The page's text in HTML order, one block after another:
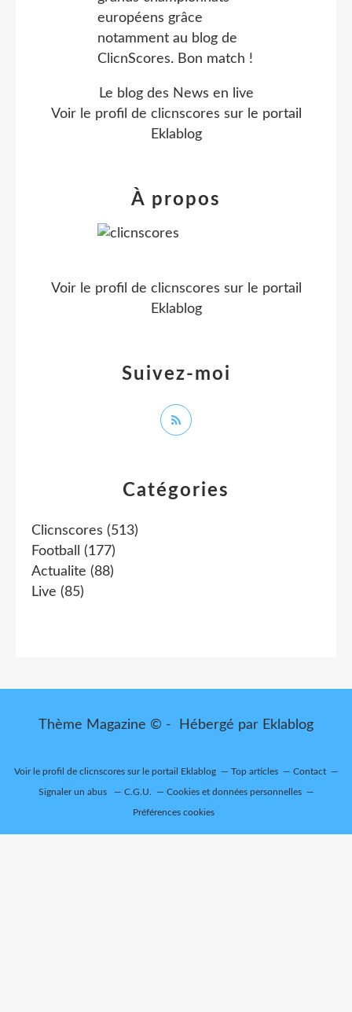
Catégories
Clicnscores (513)
Football
(177)
Actualite (88)
Live (85)
Le blog des News en live
Voir le profil de clicnscores sur le portail
Eklablog
Suivez-moi
À propos
Voir le profil de clicnscores sur le portail
Eklablog
Thème Magazine © - Hébergé par Eklablog
Voir le profil de clicnscoressur le portail Eklablog Top articles Contact
Signaler un abus C.G.U. Cookies et données personnelles
Préférences cookies